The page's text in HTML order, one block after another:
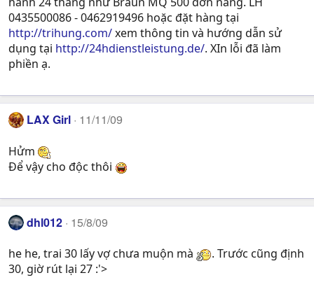
0435500086 - 0462919496 hoặc đặt hàng tại
http://trihung.com/xem thông tin và hướng dẫn sử
dụng tại http://24hdienstleistung.de/. XIn lỗi đã làm
phiền ạ.
LAX Girl 11/11/09
Hửm
Để vậy cho độc thôi
dhl012 15/8/09
he he, trai 30 lấy vợ chưa muộn mà
. Trước cũng định
30, giờ rút lại 27 :'>